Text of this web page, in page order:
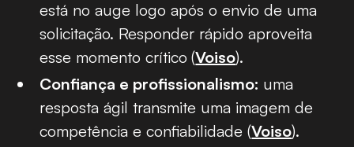
está no auge logo após o envio de uma
solicitação. Responder rápido aproveita
esse momento crítico (Voiso).
Confiança e profissionalismo: uma
resposta ágil transmite uma imagem de
competência e confiabilidade (Voiso).